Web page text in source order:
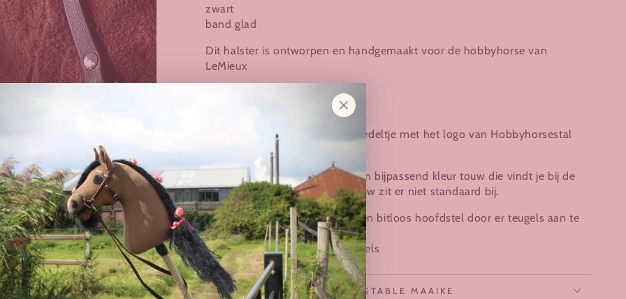
zwart
band glad
Dit halster is ontworpen en handgemaakt voor de hobbyhorse van
LeMieux
Dit halster is niet verstelbaar.
En daarbij ook nog een mooi bedeltje met het logo van Hobbyhorsestal
Leuk om te combineren met een bijpassend kleur touw die vindt je bij de
collectie touwen. Let op het touw zit er niet standaard bij.
Je kunt het ook gebruiken als een bitloos hoofdstel door er teugels aan te
bevestigen
Die vindt je bij de collectie teugels
ABOUT HOBBYHORSE STABLE MAAIKE